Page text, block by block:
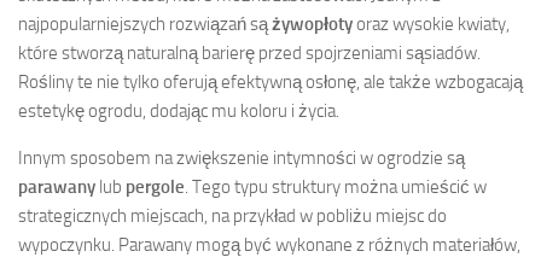
najpopularniejszych rozwiązań sążywopłotyoraz wysokie kwiaty,
które stworzą naturalną barierę przed spojrzeniami sąsiadów.
Rośliny te nie tylko oferują efektywną osłonę, ale także wzbogacają
estetykę ogrodu, dodając mu koloru i życia.
Innym sposobem na zwiększenie intymności w ogrodzie są
parawany lub pergole. Tego typu struktury można umieścić w
strategicznych miejscach, na przykład w pobliżu miejsc do
wypoczynku. Parawany mogą być wykonane z różnych materiałów,